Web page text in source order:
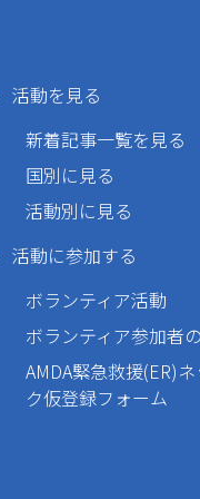
活動を見る
新着記事一覧を見る
国別に見る
活動別に見る
活動に参加する
ボランティア活動
ボランティア参加者
AMDA緊急救援(ER)
ク仮登録フォーム